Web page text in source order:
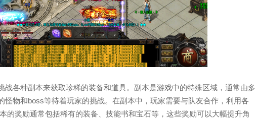
战各种副本来获取珍稀的装备和道具。副本是游戏中的特殊区域，通常由多
怪物和boss等待着玩家的挑战。在副本中，玩家需要与队友合作，利用各
的奖励通常包括稀有的装备、技能书和宝石等，这些奖励可以大幅提升角